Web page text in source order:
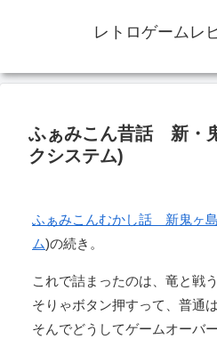
レトロゲームレ
ふぁみこん昔話 新・
クシステム)
ふぁみこんむかし話 新鬼ヶ
ム)の続き。
これで詰まったのは、竜と戦う
そりゃボタン押すって、普通は
そんでどうしてゲームオーバ